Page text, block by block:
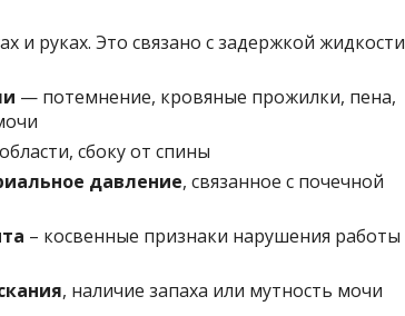
и руках. Это связано с задержкой жидкости
— потемнение, кровяные прожилки, пена,
сбоку от спины
давление, связанное с почечной
– косвенные признаки нарушения работы
, наличие запаха или мутность мочи